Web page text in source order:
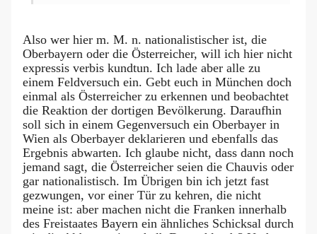
Also wer hier m. M. n. nationalistischer ist, die
Oberbayern oder die Österreicher, will ich hier nicht
expressis verbis kundtun. Ich lade aber alle zu
einem Feldversuch ein. Gebt euch in München doch
einmal als Österreicher zu erkennen und beobachtet
die Reaktion der dortigen Bevölkerung. Daraufhin
soll sich in einem Gegenversuch ein Oberbayer in
Wien als Oberbayer deklarieren und ebenfalls das
Ergebnis abwarten. Ich glaube nicht, dass dann noch
jemand sagt, die Österreicher seien die Chauvis oder
gar nationalistisch. Im Übrigen bin ich jetzt fast
gezwungen, vor einer Tür zu kehren, die nicht
meine ist: aber machen nicht die Franken innerhalb
des Freistaates Bayern ein ähnliches Schicksal durch